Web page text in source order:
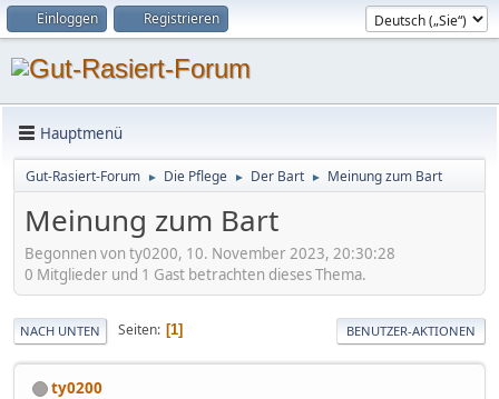
Einloggen Registrieren
Hauptmenü
Gut-Rasiert-Forum ► Die Pflege ► Der Bart ► Meinung zum Bart
Meinung zum Bart
Begonnen von ty0200, 10. November 2023, 20:30:28
0 Mitglieder und 1 Gast betrachten dieses Thema.
NACH UNTEN Seiten 1 BENUTZER-AKTIONEN
ty0200